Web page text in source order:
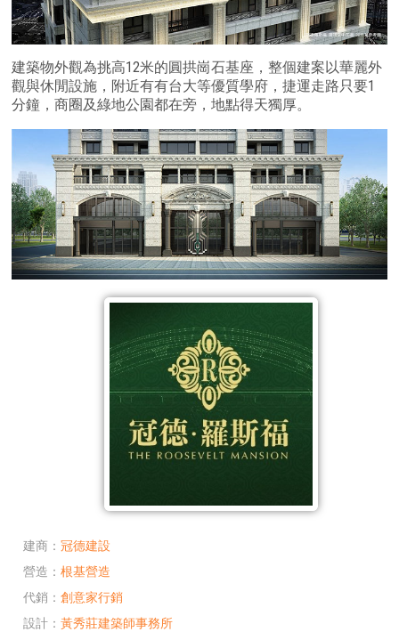
建商
冠德建設
營造
根基營造
代銷
創意家行銷
設計
黃秀莊建築師事務所
建築物外觀為挑高12米的圓拱崗石基座，整個建案以華麗外
觀與休閒設施，附近有有台大等優質學府，捷運走路只要1
分鐘，商圈及綠地公園都在旁，地點得天獨厚。